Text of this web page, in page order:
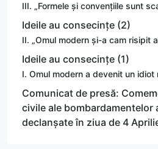
III. „Formele și convențiile sunt
Ideile au consecințe (2)
II. „Omul modern și-a cam risipit
Ideile au consecințe (1)
I. Omul modern a devenit un idiot
Comunicat de presă:
civile ale bombardamentelor
declanșate în ziua de 4